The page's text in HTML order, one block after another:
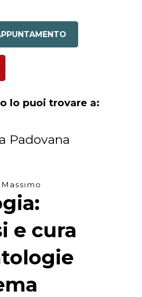
lo puoi trovare a:
Padovana
e cura